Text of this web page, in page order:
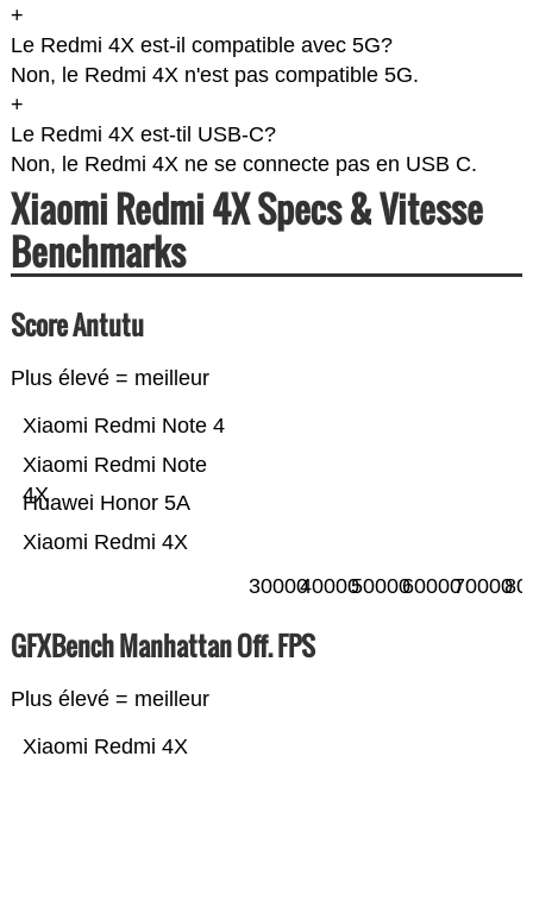
+
Le Redmi 4X est-il compatible avec 5G?
Non, le Redmi 4X n'est pas compatible 5G.
+
Le Redmi 4X est-til USB-C?
Non, le Redmi 4X ne se connecte pas en USB C.
Xiaomi Redmi 4X Specs & Vitesse
Benchmarks
Score Antutu
Plus élevé = meilleur
Xiaomi Redmi 4X
Huawei Honor 5A
Xiaomi Redmi Note
4X
Xiaomi Redmi Note 4
3000040000500006000070000
GFXBench Manhattan Off. FPS
Plus élevé = meilleur
Xiaomi Redmi 4X